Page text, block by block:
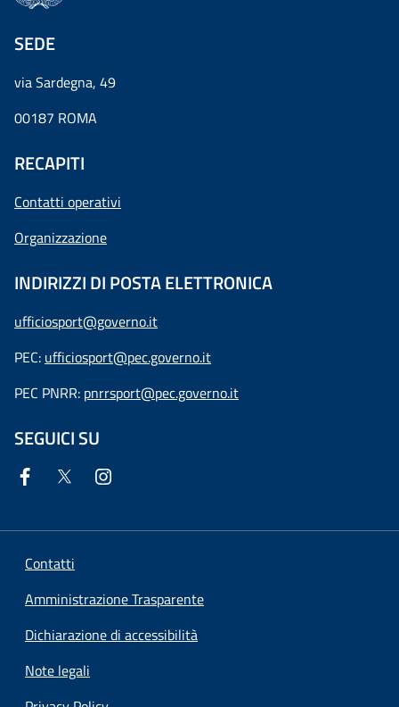
SEDE
via Sardegna, 49
00187 ROMA
RECAPITI
Contatti operativi
Organizzazione
INDIRIZZI DI POSTA ELETTRONICA
ufficiosport@governo.it
PEC: ufficiosport@pec.governo.it
PEC PNRR: pnrrsport@pec.governo.it
SEGUICI SU
Contatti
Amministrazione Trasparente
Dichiarazione di accessibilità
Note legali